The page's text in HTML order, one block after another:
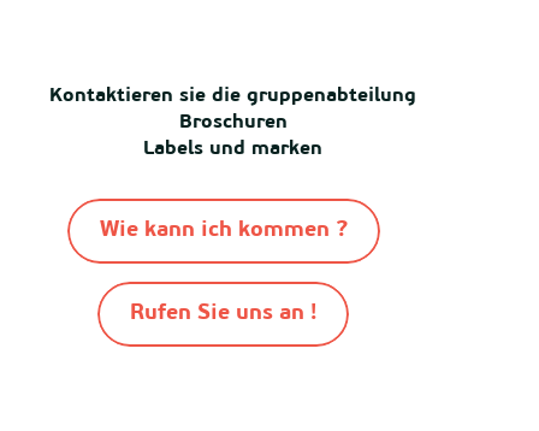
Kontaktieren sie die gruppenabteilung
Broschuren
Labels und marken
Wie kann ich kommen ?
Rufen Sie uns an !